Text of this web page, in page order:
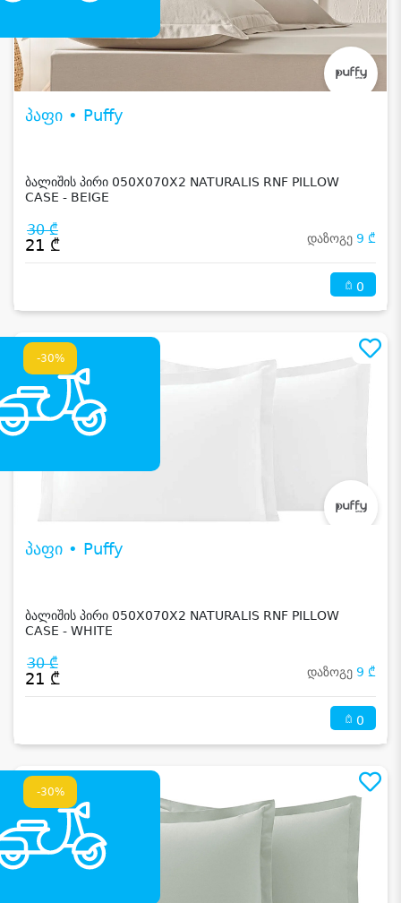
პაფი • Puffy
ბალიშის პირი 050X070X2 NATURALIS RNF PILLOW
CASE - BEIGE
30 ₾
21 ₾ დაზოგე 9 ₾
0
-30%
პაფი • Puffy
ბალიშის პირი 050X070X2 NATURALIS RNF PILLOW
CASE - WHITE
30 ₾
21 ₾ დაზოგე 9 ₾
0
-30%